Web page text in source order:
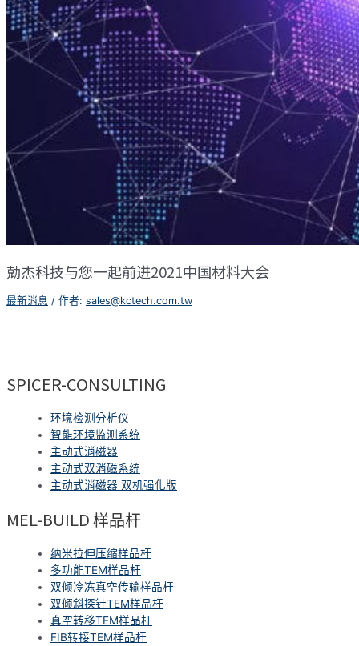
勀杰科技与您一起前进2021中国材料大会
最新消息 / 作者: sales@kctech.com.tw
SPICER-CONSULTING
环境检测分析仪
智能环境监测系统
主动式消磁器
主动式双消磁系统
主动式消磁器 双机强化版
MEL-BUILD 样品杆
纳米拉伸压缩样品杆
多功能TEM样品杆
双倾冷冻真空传输样品杆
双倾斜探针TEM样品杆
真空转移TEM样品杆
FIB转接TEM样品杆